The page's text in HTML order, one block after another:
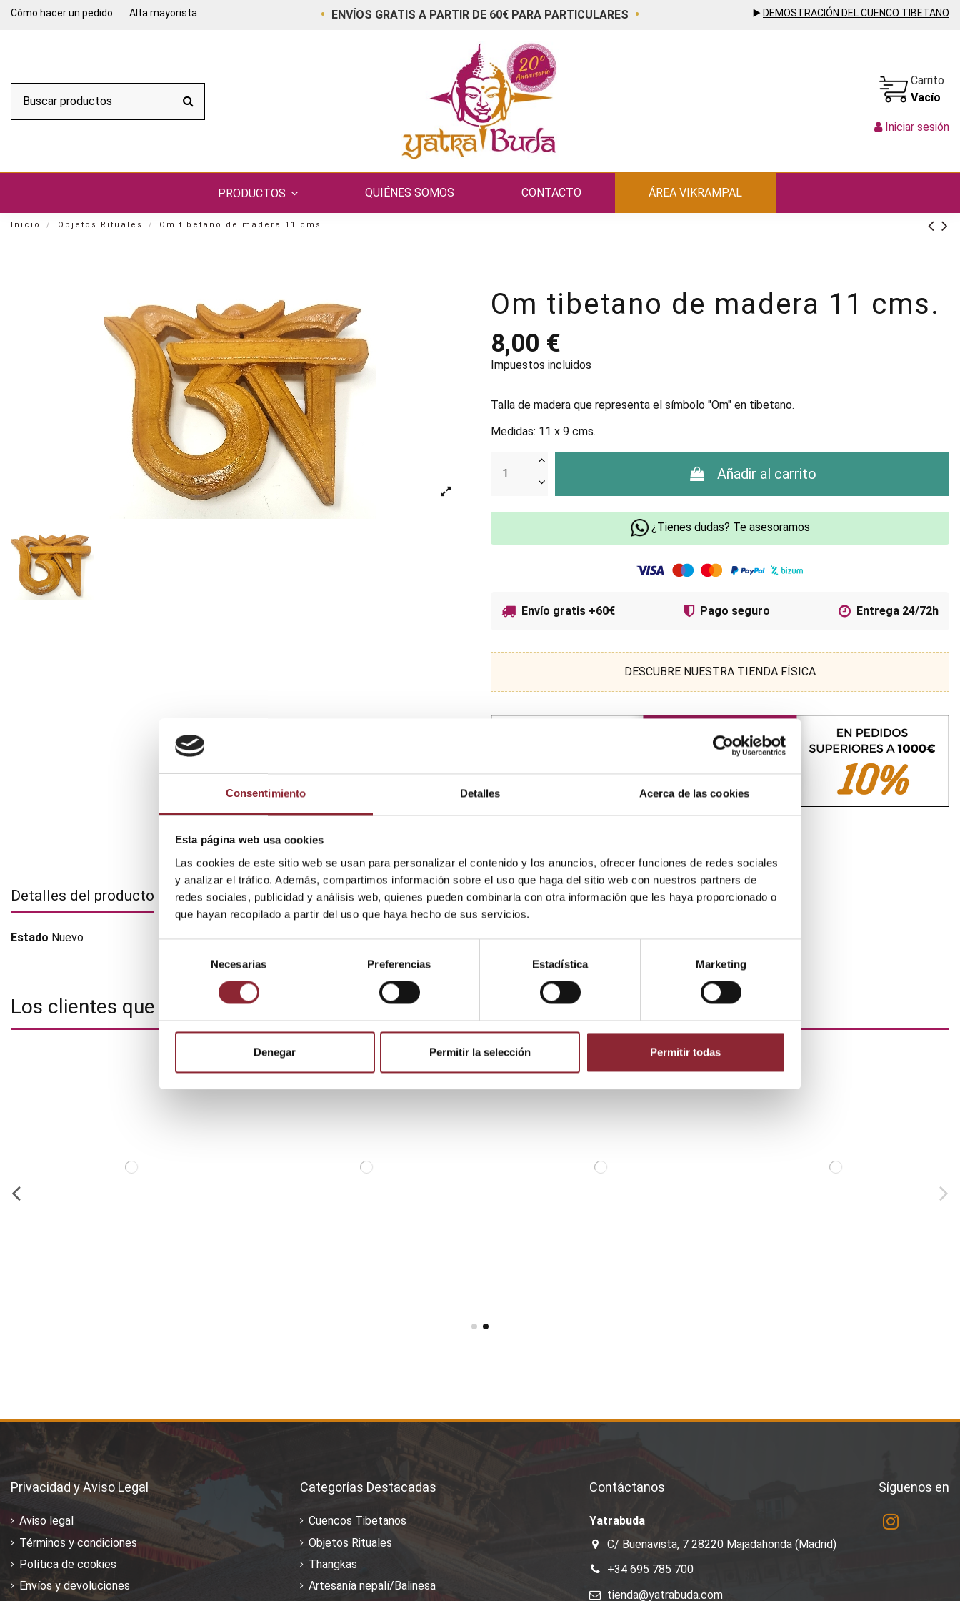
Consentimiento Detalles Acerca de las cookies
Esta página web usa cookies
Las cookies de este sitio web se usan para personalizar el contenido y los anuncios, ofrecer funciones de redes sociales
y analizar el tráfico. Además, compartimos información sobre el uso que haga del sitio web con nuestros partners de
redes sociales, publicidad y análisis web, quienes pueden combinarla con otra información que les haya proporcionado o
que hayan recopilado a partir del uso que haya hecho de sus servicios.
consentimiento
Necesarias Preferencias Estadística Marketing
Denegar Permitir la selección Permitir todas
Cómo hacer un pedido Alta mayorista • ENVÍOS GRATIS A PARTIR DE 60€ PARA PARTICULARES • ▶️ DEMOSTRACIÓN DEL CUENCO TIBETANO
Carrito
Vacío
Iniciar sesión
PRODUCTOS QUIÉNES SOMOS CONTACTO ÁREA VIKRAMPAL
Inicio Objetos Rituales Om tibetano de madera 11 cms.
Om tibetano de madera 11 cms.
8,00 €
Impuestos incluidos
Talla de madera que representa el símbolo "Om" en tibetano.
Medidas: 11 x 9 cms.
Añadir al carrito
¿Tienes dudas? Te asesoramos
Envío gratis +60€ Pago seguro Entrega 24/72h
DESCUBRE NUESTRA TIENDA FÍSICA
Detalles del producto
Estado Nuevo
Los clientes que adquirieron este producto también compraron:
Privacidad y Aviso Legal
Aviso legal
Términos y condiciones
Política de cookies
Envíos y devoluciones
Categorías Destacadas
Cuencos Tibetanos
Objetos Rituales
Thangkas
Artesanía nepalí/Balinesa
Contáctanos
Yatrabuda
C/ Buenavista, 7 28220 Majadahonda (Madrid)
+34 695 785 700
tienda@yatrabuda.com
Síguenos en